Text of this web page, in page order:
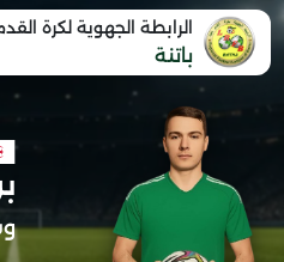
الرابطة الجهوية لكرة
باتنة